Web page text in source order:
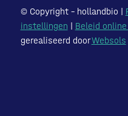
© Copyright – hollandbio |
instellingen | Beleid
gerealiseerd doorWebsols